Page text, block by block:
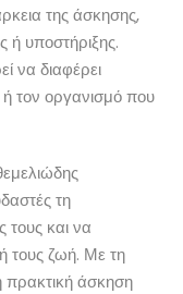
της άσκησης,
ή υποστήριξης.
να διαφέρει
τον οργανισμό που
τη
τους και να
τους ζωή. Με τη
πρακτική άσκηση